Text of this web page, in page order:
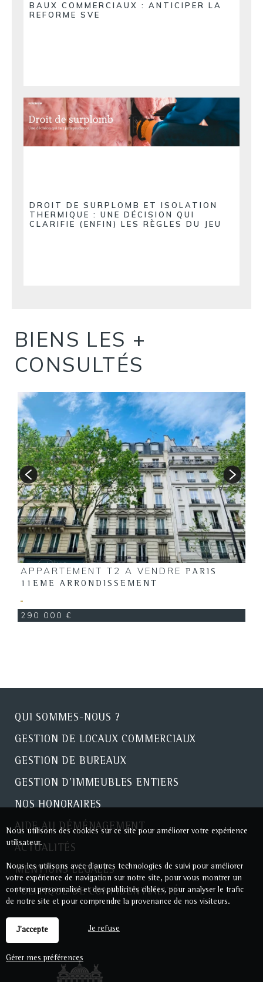
BAUX COMMERCIAUX : ANTICIPER LA
REFORME SVE
DROIT DE SURPLOMB ET ISOLATION
THERMIQUE : UNE DÉCISION QUI
CLARIFIE (ENFIN) LES RÈGLES DU JEU
BIENS LES +
CONSULTÉS
APPARTEMENT T2 A VENDRE
PARIS
11EME ARRONDISSEMENT
290 000 €
QUI SOMMES-NOUS ?
GESTION DE LOCAUX COMMERCIAUX
GESTION DE BUREAUX
GESTION D'IMMEUBLES ENTIERS
NOS HONORAIRES
AIDE AU DÉMÉNAGEMENT
ACTUALITÉS
MENTIONS LÉGALES
POLITIQUE DE CONFIDENTIALITÉ
Nous utilisons des cookies sur ce site pour améliorer votre expérience
utilisateur.
Nous les utilisons avec d'autres technologies de suivi pour améliorer
votre expérience de navigation sur notre site, pour vous montrer un
contenu personnalisé et des publicités ciblées, pour analyser le trafic
de notre site et pour comprendre la provenance de nos visiteurs.
J'accepte Je refuse
Gérer mes préférences